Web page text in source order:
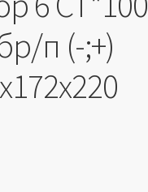
п (-;+)